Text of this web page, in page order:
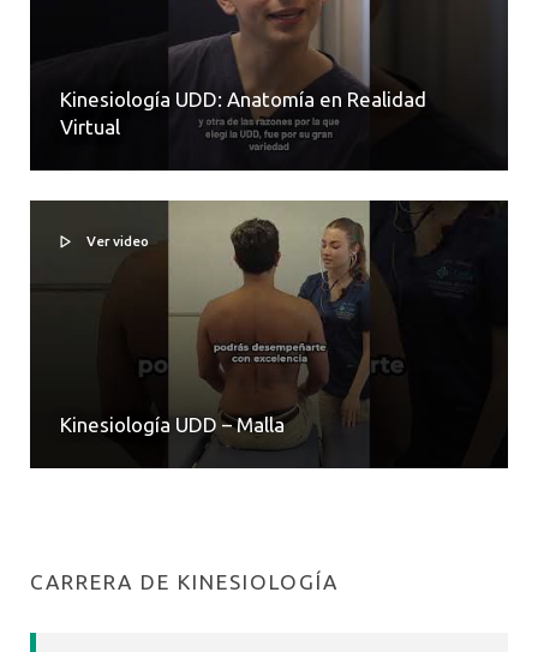
Kinesiología UDD: Anatomía en Realidad
Virtual
Ver video
Kinesiología UDD – Malla
CARRERA DE KINESIOLOGÍA